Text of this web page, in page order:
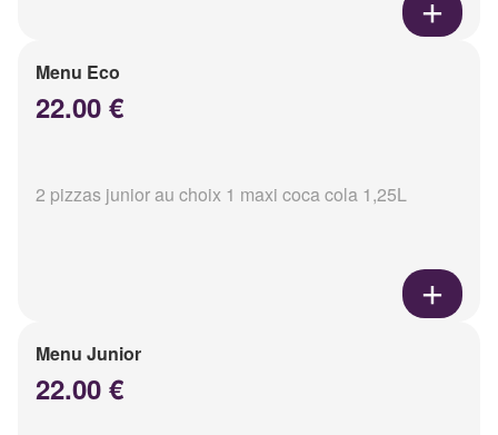
Menu Eco
22.00 €
2 pizzas junior au choix 1 maxi coca cola 1,25L
Menu Junior
22.00 €